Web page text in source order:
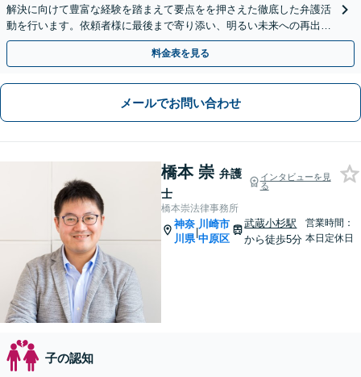
解決に向けて豊富な経験を踏まえて要点をを押さえた徹底した弁護活
動を行います。依頼者様に最後まで寄り添い、明るい未来への再出発
を全力でサポートします。まずは気軽にご相談ください。
料金表を見る
メールでお問い合わせ
橋本 崇 弁護
士
インタビューを見
る
橋本崇法律事務所
神奈
川県
|
川崎市
中原区
武蔵小杉駅
から徒歩5分
営業時間：
本日定休日
子の認知